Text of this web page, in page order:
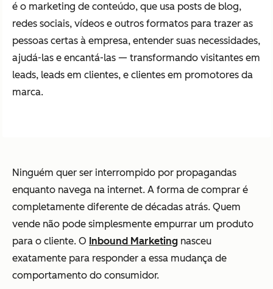
é o marketing de conteúdo, que usa posts de blog,
redes sociais, vídeos e outros formatos para trazer as
pessoas certas à empresa, entender suas necessidades,
ajudá-las e encantá-las — transformando visitantes em
leads, leads em clientes, e clientes em promotores da
marca.
Ninguém quer ser interrompido por propagandas
enquanto navega na internet. A forma de comprar é
completamente diferente de décadas atrás. Quem
vende não pode simplesmente empurrar um produto
para o cliente. O Inbound Marketing nasceu
exatamente para responder a essa mudança de
comportamento do consumidor.